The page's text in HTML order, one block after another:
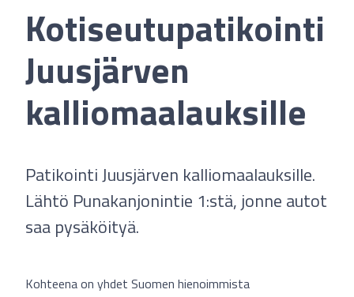
Kotiseutupatikointi
Juusjärven
kalliomaalauksille
Patikointi Juusjärven kalliomaalauksille.
Lähtö Punakanjonintie 1:stä, jonne autot
saa pysäköityä.
Kohteena on yhdet Suomen hienoimmista